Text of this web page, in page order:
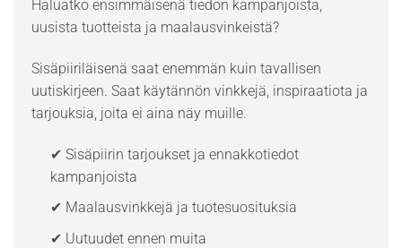
Haluatko ensimmäisenä tiedon kampanjoista,
uusista tuotteista ja maalausvinkeistä?
Sisäpiiriläisenä saat enemmän kuin tavallisen
uutiskirjeen. Saat käytännön vinkkejä, inspiraatiota ja
tarjouksia, joita ei aina näy muille.
✔ Sisäpiirin tarjoukset ja ennakkotiedot
kampanjoista
✔ Maalausvinkkejä ja tuotesuosituksia
✔ Uutuudet ennen muita